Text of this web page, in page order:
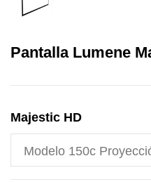
Pantalla Lumene
Majestic HD